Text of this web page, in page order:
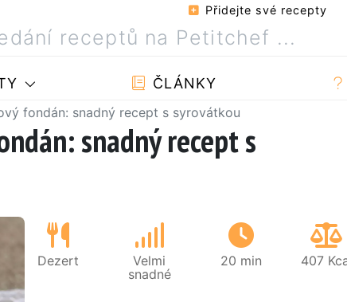
Přidejte své recepty
ČLÁNKY
fondán: snadný recept s syrovátkou
snadný recept s
Dezert
Velmi
snadné
20 min 407